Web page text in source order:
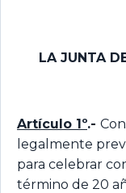
LA JUNTA
Artículo 1º.-
legalmente
para celebrar
término de 20